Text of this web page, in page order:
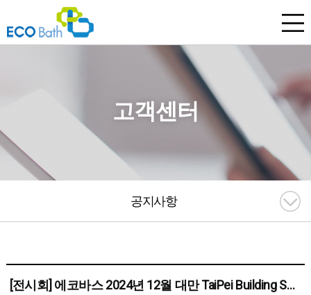
고객센터
공지사항
[전시회] 에코바스 2024년 12월 대만 TaiPei Building Show 참가